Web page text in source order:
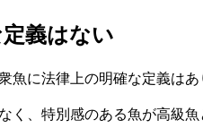
義はない
に法律上の明確な定義はあ
、特別感のある魚が高級魚